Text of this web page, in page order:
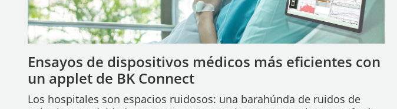
Ensayos de dispositivos médicos más eficientes con
un applet de BK Connect
Los hospitales son espacios ruidosos: una barahúnda de ruidos de